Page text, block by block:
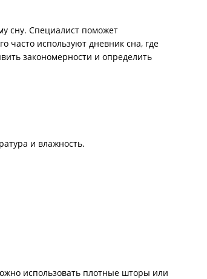
сну. Специалист поможет
часто используют дневник сна, где
закономерности и определить
и влажность.
использовать плотные шторы или